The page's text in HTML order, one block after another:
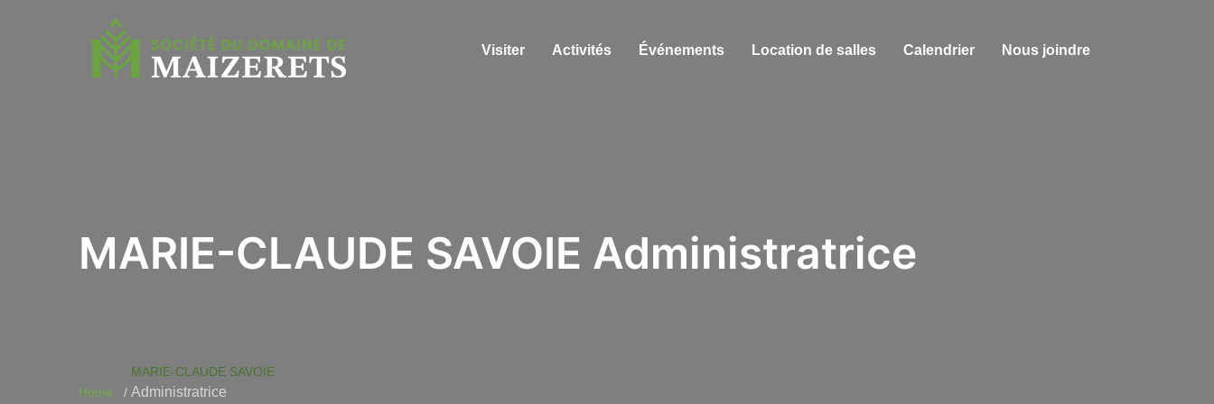
Visiter Activités Événements Location de salles Calendrier Nous joindre
MARIE-CLAUDE SAVOIE Administratrice
Home
MARIE-CLAUDE SAVOIE
Administratrice